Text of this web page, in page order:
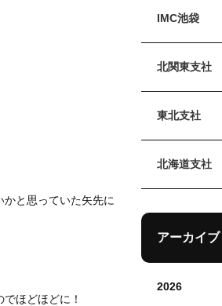
と思っていた矢先に
ほどほどに！
IMC池袋
北関東支社
東北支社
北海道支社
アーカイブ
2026